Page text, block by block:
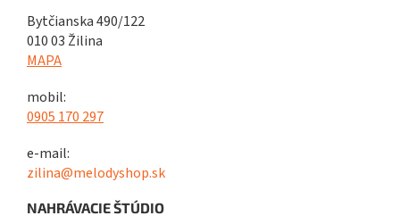
Bytčianska 490/122
010 03 Žilina
MAPA
mobil:
0905 170 297
e-mail:
zilina@melodyshop.sk
NAHRÁVACIE ŠTÚDIO